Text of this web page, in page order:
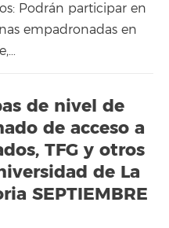
Podrán participar en
empadronadas en
de nivel de
de acceso a
TFG y otros
de La
SEPTIEMBRE